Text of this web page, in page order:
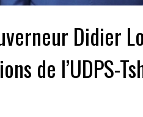
Didier
de l’UDPS-